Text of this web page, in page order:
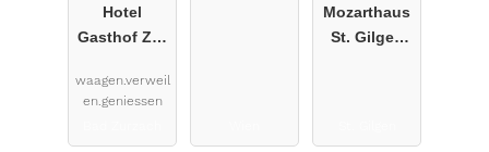
Hotel
Gasthof Zur
waagen.verweil
en.geniessen
Mozarthaus
St. Gilgen